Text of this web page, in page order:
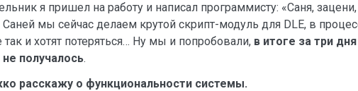
я пришел на работу и написал программисту: «Саня,
Саней мы сейчас делаем крутой скрипт-модуль для DLE, в
так и хотят потеряться… Ну мы и попробовали, в итоге за три
получалось.
расскажу о функциональности системы.